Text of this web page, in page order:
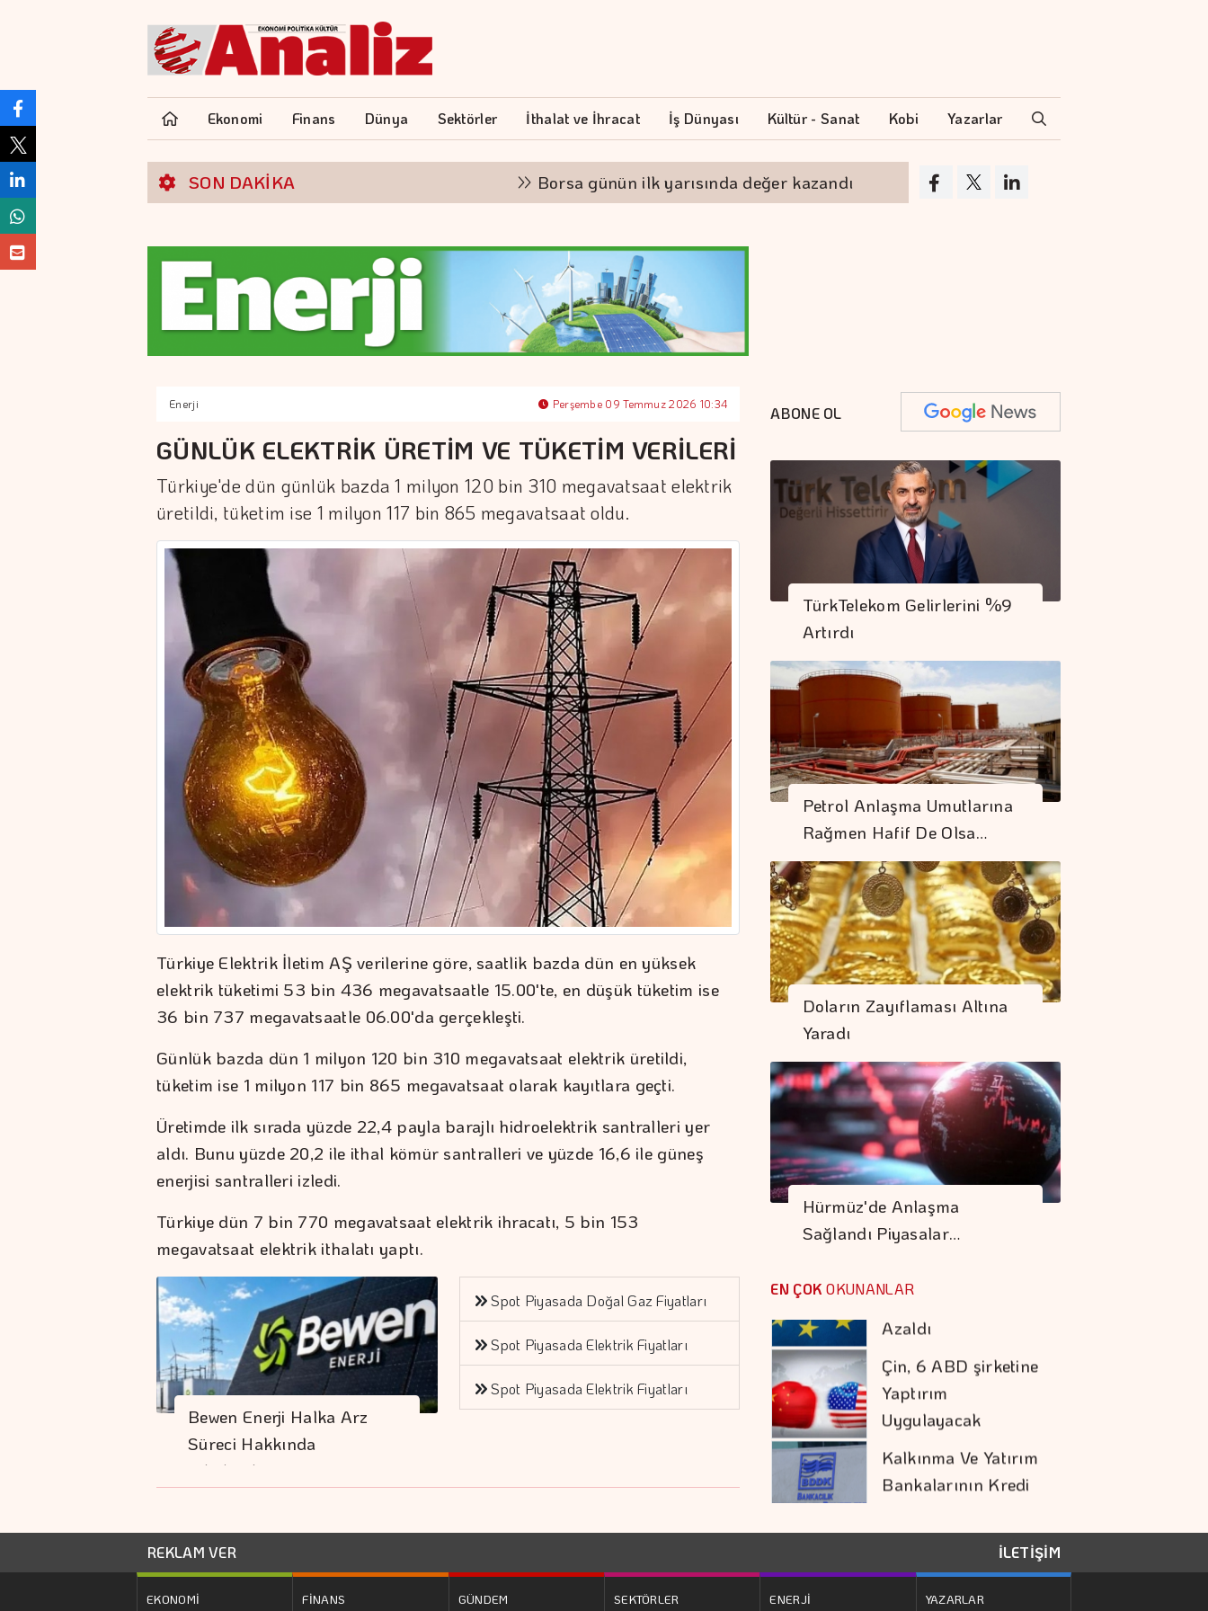
Ekonomi Finans Dünya Sektörler İthalat ve İhracat İş Dünyası Kültür - Sanat Kobi Yazarlar
SON DAKİKA Borsa günün ilk yarısında değer kazandı Müzik dünyasında çok konuşulacak
Enerji Perşembe 09 Temmuz 2026 10:34
GÜNLÜK ELEKTRİK ÜRETİM VE TÜKETİM VERİLERİ
Türkiye'de dün günlük bazda 1 milyon 120 bin 310 megavatsaat elektrik
üretildi, tüketim ise 1 milyon 117 bin 865 megavatsaat oldu.
Türkiye Elektrik İletim AŞ verilerine göre, saatlik bazda dün en yüksek
elektrik tüketimi 53 bin 436 megavatsaatle 15.00'te, en düşük tüketim ise
36 bin 737 megavatsaatle 06.00'da gerçekleşti.
Günlük bazda dün 1 milyon 120 bin 310 megavatsaat elektrik üretildi,
tüketim ise 1 milyon 117 bin 865 megavatsaat olarak kayıtlara geçti.
Üretimde ilk sırada yüzde 22,4 payla barajlı hidroelektrik santralleri yer
aldı. Bunu yüzde 20,2 ile ithal kömür santralleri ve yüzde 16,6 ile güneş
enerjisi santralleri izledi.
Türkiye dün 7 bin 770 megavatsaat elektrik ihracatı, 5 bin 153
megavatsaat elektrik ithalatı yaptı.
Bewen Enerji Halka Arz
Süreci Hakkında
Bilgilendirme
Spot Piyasada Doğal Gaz Fiyatları
Spot Piyasada Elektrik Fiyatları
Spot Piyasada Elektrik Fiyatları
ABONE OL
TürkTelekom Gelirlerini %9
Artırdı
Petrol Anlaşma Umutlarına
Rağmen Hafif De Olsa…
Doların Zayıflaması Altına
Yaradı
Hürmüz'de Anlaşma
Sağlandı Piyasalar…
EN ÇOK OKUNANLAR
Hürmüz'de Anlaşma
Sağlandı Piyasalar
Gençler Veri Odaklı
Geleceğe
Hazırlanıyor
AB'de üretici
Fiyatları Haziranda
Azaldı
Çin, 6 ABD şirketine
Uygulayacak
Kalkınma Ve Yatırım
Bankalarının Kredi
Sınırlarında Değişik
Bakırın Libresi Tarihi
Zirvesine Yakın
Seyrediyor
Fiyatı 6 Milyon 360
Bin Liraya Yükseldi
REKLAM VER İLETİŞİM
EKONOMİ FİNANS GÜNDEM SEKTÖRLER ENERJİ YAZARLAR